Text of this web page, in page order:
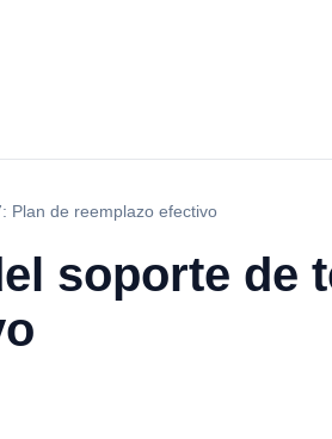
Plan de reemplazo efectivo
soporte de